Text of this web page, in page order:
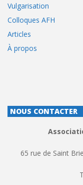
Vulgarisation
Colloques AFH
Articles
À propos
NOUS CONTACTER
65 rue de Saint